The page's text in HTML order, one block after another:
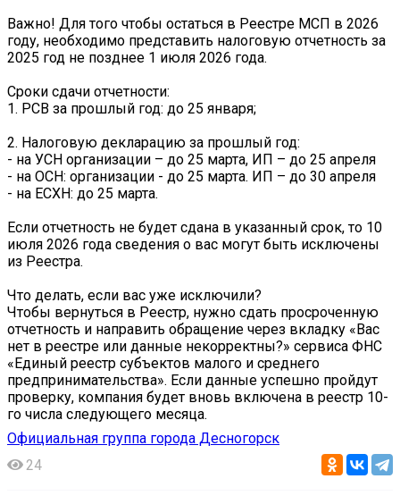
Важно! Для того чтобы остаться в Реестре МСП в 2026
году, необходимо представить налоговую отчетность за
2025 год не позднее 1 июля 2026 года.
Сроки сдачи отчетности:
1. РСВ за прошлый год: до 25 января;
2. Налоговую декларацию за прошлый год:
- на УСН организации – до 25 марта, ИП – до 25 апреля
- на ОСН: организации - до 25 марта. ИП – до 30 апреля
- на ЕСХН: до 25 марта.
Если отчетность не будет сдана в указанный срок, то 10
июля 2026 года сведения о вас могут быть исключены
из Реестра.
Что делать, если вас уже исключили?
Чтобы вернуться в Реестр, нужно сдать просроченную
отчетность и направить обращение через вкладку «Вас
нет в реестре или данные некорректны?» сервиса ФНС
«Единый реестр субъектов малого и среднего
предпринимательства». Если данные успешно пройдут
проверку, компания будет вновь включена в реестр 10-
го числа следующего месяца.
Официальная группа города Десногорск
24